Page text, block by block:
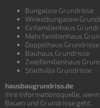
Bungalow Grundrisse
Winkelbungalow
Einfamilienhaus
Mehrfamilienhaus
Doppelhaus Grundrisse
Bauhaus Grundrisse
Zweifamilienhaus
Stadtvilla Grundrisse
hausbaugrundriss.de
Ihre Informationsquelle, wenn
Bauen und Grundrisse geht.